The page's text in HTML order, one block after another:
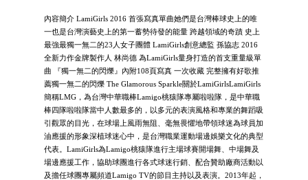
內容簡介 LamiGirls 2016 首張寫真單曲她們是台灣棒球史上的唯
一也是台灣演藝史上的第一蓄勢待發的能量 跨越領域的奇蹟 史上
最強最獨一無二的23人女子團體 LamiGirls創意總監 孫協志 2016
全新力作金牌製作人 林尚德 為LamiGirls量身打造的首支重量級單
曲 『獨一無二的閃爍』內附108頁寫真 一次收藏 完整擁有好歌推
薦獨一無二的閃爍 The Glamorous Sparkle關於LamiGirlsLamiGirls
簡稱LMG，為台灣中華職棒Lamigo桃猿隊專屬啦啦隊，是中華職
棒四隊啦啦隊當中人數最多的，以多元的表演風格和專業的舞蹈吸
引觀眾的目光，在球場上風雨無阻、毫無畏懼地帶領球迷為球員加
油應援的形象深植球迷心中，是台灣職業運動場邊娛樂文化的典型
代表。LamiGirls為Lamigo桃猿隊進行主場球賽開場舞、中場舞及
場邊應援工作，協助球團進行各式球迷行銷、配合贊助廠商活動以
及擔任球團專屬頻道Lamigo TV的節目主持以及表演。2013年起，